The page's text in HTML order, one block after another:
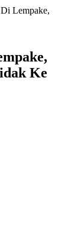
Lempake,
Ke